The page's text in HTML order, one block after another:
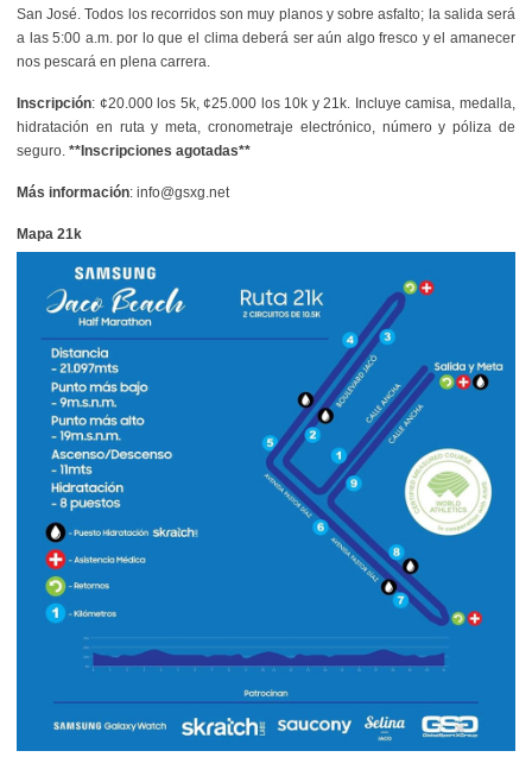
San José. Todos los recorridos son muy planos y sobre asfalto; la salida será
a las 5:00 a.m. por lo que el clima deberá ser aún algo fresco y el amanecer
nos pescará en plena carrera.
Inscripción: ¢20.000 los 5k, ¢25.000 los 10k y 21k. Incluye camisa, medalla,
hidratación en ruta y meta, cronometraje electrónico, número y póliza de
seguro. **Inscripciones agotadas**
Más información: info@gsxg.net
Mapa 21k